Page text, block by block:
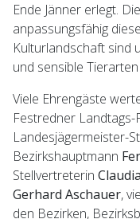
Ende Jänner erlegt.
anpassungsfähig
Kulturlandschaft sind
und sensible Tierarten
Viele Ehrengäste
Festredner Landtags-
Landesjägermeister-
Bezirkshauptmann
Stellvertreterin
Gerhard Aschauer,
den Bezirken,